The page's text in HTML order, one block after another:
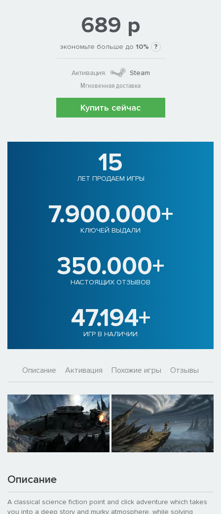
689 р
экономьте больше до 10% ?
Активация:
Steam
Мгновенная доставка
Купить сейчас
15
ЛЕТ ПРОДАЕМ ИГРЫ
7.900.000+
КЛЮЧЕЙ ВЫДАЛИ
350.000+
НАСТОЯЩИХ ОТЗЫВОВ
47.194+
ИГР В НАЛИЧИИ
Описание Активация Похожие игры Отзывы
Описание
A classical science fiction point and click adventure which takes
you into a deep story and murky atmosphere, while solving